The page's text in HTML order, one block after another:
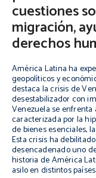
cuestiones
migración,
derechos
América Latina ha
geopolíticos y
destaca la crisis de
desestabilizador con
Venezuela se
caracterizada por la
de bienes esenciales,
Esta crisis ha
desencadenado uno
historia de América
asilo en distintos